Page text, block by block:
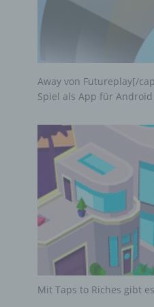
Away von Futureplay[/
Spiel als App für Android
Mit Taps to Riches gibt